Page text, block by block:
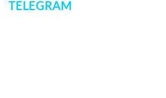
TELEGRAM